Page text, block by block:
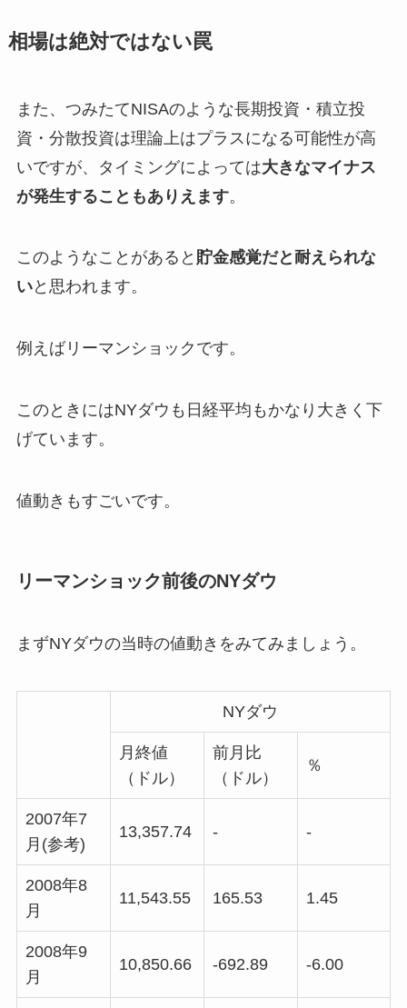
相場は絶対ではない罠
また、つみたてNISAのような長期投資・積立投
資・分散投資は理論上はプラスになる可能性が高
いですが、タイミングによっては大きなマイナス
が発生することもありえます。
このようなことがあると 貯金感覚だと耐えられな
いと思われます。
例えばリーマンショックです。
このときにはNYダウも日経平均もかなり大きく下
げています。
値動きもすごいです。
リーマンショック前後のNYダウ
まずNYダウの当時の値動きをみてみましょう。
NYダウ
月終値
（ドル）
前月比
（ドル）
％
2007年7
月(参考)
13,357.74 - -
2008年8
月
11,543.55 165.53 1.45
2008年9
月
10,850.66 -692.89 -6.00